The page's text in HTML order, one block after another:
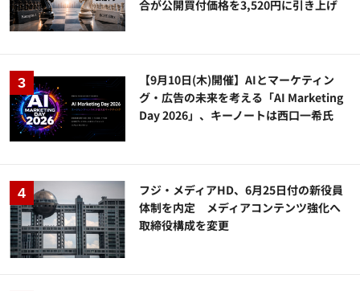
合が公開買付価格を3,520円に引き上げ
【9月10日(木)開催】AIとマーケティン
グ・広告の未来を考える「AI Marketing
Day 2026」、キーノートは西口一希氏
フジ・メディアHD、6月25日付の新役員
体制を内定 メディアコンテンツ強化へ
取締役構成を変更